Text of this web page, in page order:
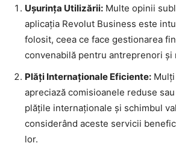
Ușurința Utilizării: Multe opinii
aplicația Revolut Business este
folosit, ceea ce face gestionarea
convenabilă pentru antreprenori și
Plăți Internaționale Eficiente:
apreciază comisioanele reduse
plățile internaționale și schimbul
considerând aceste servicii
lor.